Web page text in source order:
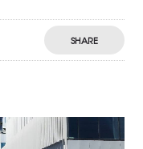
SHARE